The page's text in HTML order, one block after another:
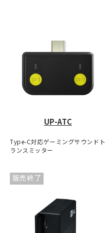
UP-ATC
Type-C対応ゲーミングサウンドト
ランスミッター
販売終了